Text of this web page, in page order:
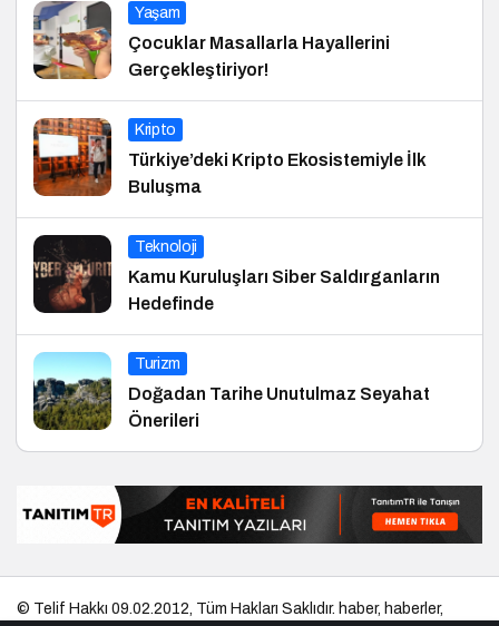
Yaşam
Çocuklar Masallarla Hayallerini
Gerçekleştiriyor!
Kripto
Türkiye’deki Kripto Ekosistemiyle İlk
Buluşma
Teknoloji
Kamu Kuruluşları Siber Saldırganların
Hedefinde
Turizm
Doğadan Tarihe Unutulmaz Seyahat
Önerileri
© Telif Hakkı 09.02.2012, Tüm Hakları Saklıdır. haber, haberler,